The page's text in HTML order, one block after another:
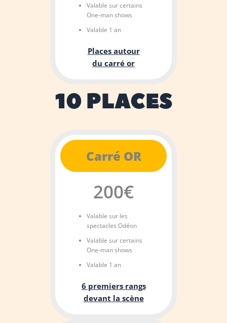
Valable sur certains
One-man shows
Valable 1 an
Places autour
du carré or
10 PLACES
Carré OR
200€
Valable sur les
spectacles Odéon
Valable sur certains
One-man shows
Valable 1 an
6 premiers rangs
devant la scène